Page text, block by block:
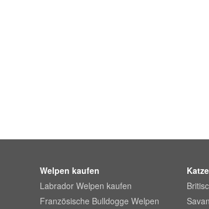
Welpen kaufen
Labrador Welpen kaufen
Französische Bulldogge Welpen